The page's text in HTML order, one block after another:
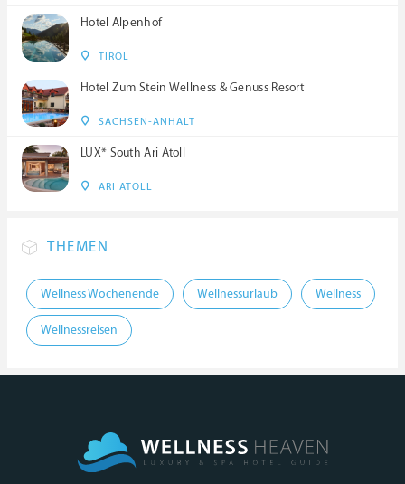
Hotel Alpenhof
TIROL
Hotel Zum Stein Wellness & Genuss Resort
SACHSEN-ANHALT
LUX* South Ari Atoll
ARI ATOLL
THEMEN
Wellness Wochenende Wellnessurlaub Wellness
Wellnessreisen